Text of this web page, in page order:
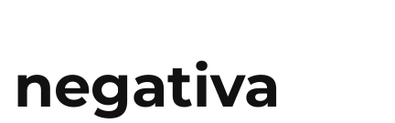
negativa